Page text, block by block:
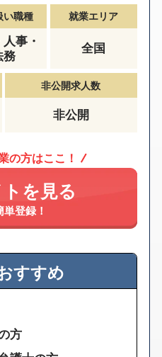
い職種
事・
務
就業エリア
全国
非公開求人数
非公開
の方はここ！
を見る
登録！
すすめ
方